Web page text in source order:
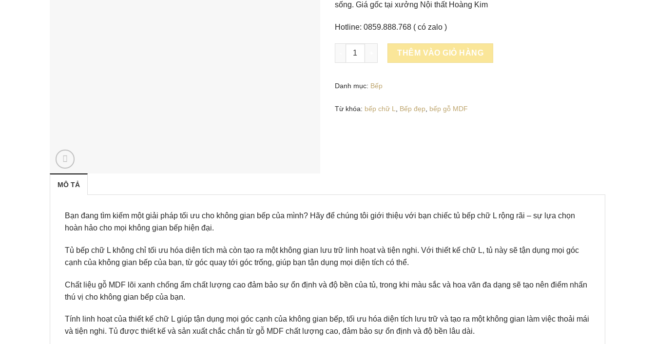
sống. Giá gốc tại xưởng Nội thất Hoàng Kim
Hotline: 0859.888.768 ( có zalo )
Tủ Bếp Chữ L Đa Năng - TR09 số lượng
THÊM VÀO GIỎ HÀNG
Danh mục: Bếp
Từ khóa: bếp chữ L Bếp đẹp bếp gỗ MDF
MÔ TẢ
Bạn đang tìm kiếm một giải pháp tối ưu cho không gian bếp của mình? Hãy để chúng tôi giới thiệu với bạn chiếc tủ bếp chữ L rộng rãi – sự lựa chọn
hoàn hảo cho mọi không gian bếp hiện đại.
Tủ bếp chữ L không chỉ tối ưu hóa diện tích mà còn tạo ra một không gian lưu trữ linh hoạt và tiện nghi. Với thiết kế chữ L, tủ này sẽ tận dụng mọi góc
cạnh của không gian bếp của bạn, từ góc quay tới góc trống, giúp bạn tận dụng mọi diện tích có thể.
Chất liệu gỗ MDF lõi xanh chống ẩm chất lượng cao đảm bảo sự ổn định và độ bền của tủ, trong khi màu sắc và hoa văn đa dạng sẽ tạo nên điểm nhấn
thú vị cho không gian bếp của bạn.
Tính linh hoạt của thiết kế chữ L giúp tận dụng mọi góc cạnh của không gian bếp, tối ưu hóa diện tích lưu trữ và tạo ra một không gian làm việc thoải mái
và tiện nghi. Tủ được thiết kế và sản xuất chắc chắn từ gỗ MDF chất lượng cao, đảm bảo sự ổn định và độ bền lâu dài.